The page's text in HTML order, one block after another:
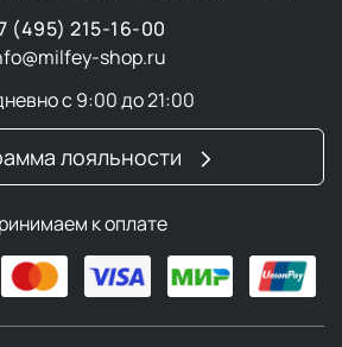
(495) 215-16-00
shop.ru
с 9:00 до 21:00
лояльности
к оплате